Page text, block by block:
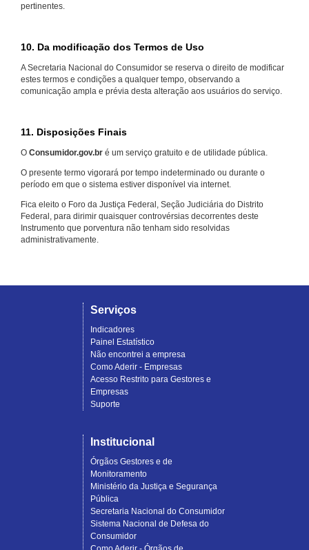
pertinentes.
10. Da modificação dos Termos de Uso
A Secretaria Nacional do Consumidor se reserva o direito de modificar
estes termos e condições a qualquer tempo, observando a
comunicação ampla e prévia desta alteração aos usuários do serviço.
11. Disposições Finais
O Consumidor.gov.br é um serviço gratuito e de utilidade pública.
O presente termo vigorará por tempo indeterminado ou durante o
período em que o sistema estiver disponível via internet.
Fica eleito o Foro da Justiça Federal, Seção Judiciária do Distrito
Federal, para dirimir quaisquer controvérsias decorrentes deste
Instrumento que porventura não tenham sido resolvidas
administrativamente.
Serviços
Indicadores
Painel Estatístico
Não encontrei a empresa
Como Aderir - Empresas
Acesso Restrito para Gestores e
Empresas
Suporte
Institucional
Órgãos Gestores e de
Monitoramento
Ministério da Justiça e Segurança
Pública
Secretaria Nacional do Consumidor
Sistema Nacional de Defesa do
Consumidor